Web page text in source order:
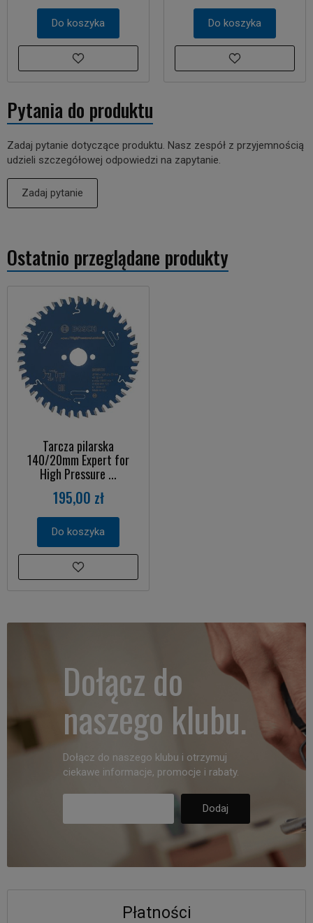
Do koszyka Do koszyka
Pytania do produktu
Zadaj pytanie dotyczące produktu. Nasz zespół z przyjemnością
udzieli szczegółowej odpowiedzi na zapytanie.
Zadaj pytanie
Ostatnio przeglądane produkty
Tarcza pilarska
140/20mm Expert for
High Pressure ...
195,00 zł
Do koszyka
Dołącz do
naszego klubu.
Dołącz do naszego klubu i otrzymuj
ciekawe informacje, promocje i rabaty.
Płatności